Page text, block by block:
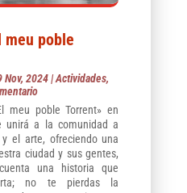
meu poble
Nov, 2024|Actividades,
meu poble Torrent» en
unirá a la comunidad a
el arte, ofreciendo una
ciudad y sus gentes,
una historia que
no te pierdas la